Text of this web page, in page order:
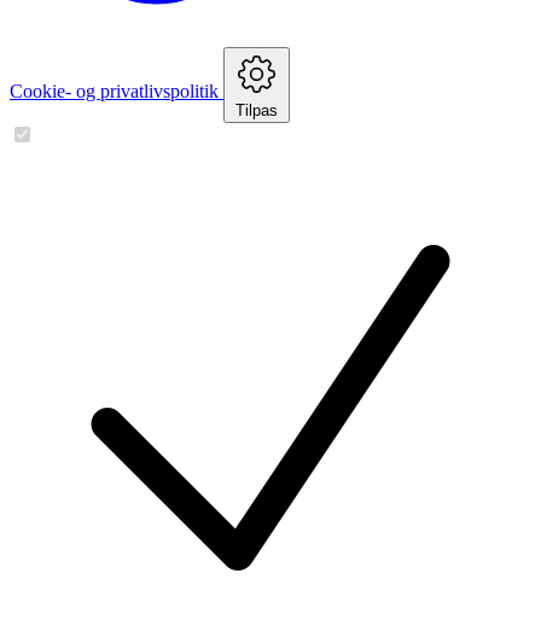
Cookie- og privatlivspolitik
Tilpas